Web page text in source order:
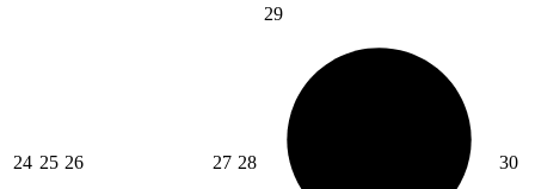
24 25 26 27 28
29
30